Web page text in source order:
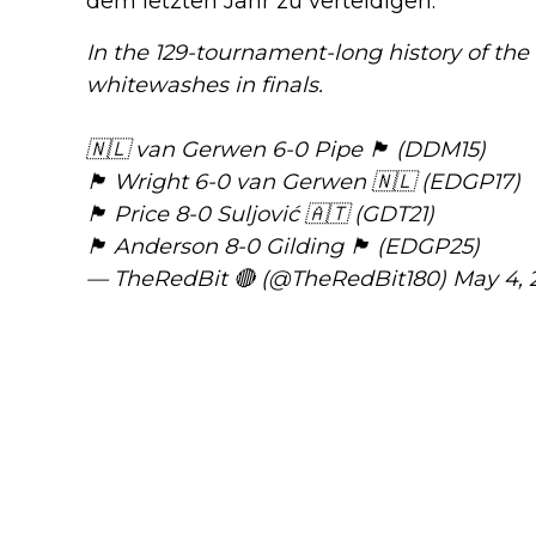
In the 129-tournament-long history of
whitewashes in finals.
🇳🇱 van Gerwen 6-0 Pipe 🏴󠁧󠁢󠁥󠁮󠁧󠁿 (DDM15)
🏴󠁧󠁢󠁳󠁣󠁴󠁿 Wright 6-0 van Gerwen 🇳🇱 (EDGP17)
🏴󠁧󠁢󠁷󠁬󠁳󠁿 Price 8-0 Suljović 🇦🇹 (GDT21)
🏴󠁧󠁢󠁳󠁣󠁴󠁿 Anderson 8-0 Gilding 🏴󠁧󠁢󠁥󠁮󠁧󠁿 (EDGP25)
— TheRedBit 🔴 (@TheRedBit180) May 4,